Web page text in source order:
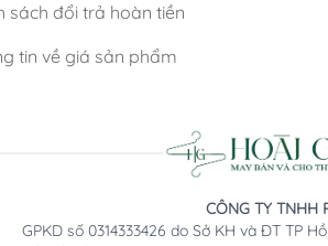
sách đổi trả hoàn tiền
tin về giá sản phẩm
CÔNG TY TNHH
GPKD số 0314333426 do Sở KH và ĐT TP